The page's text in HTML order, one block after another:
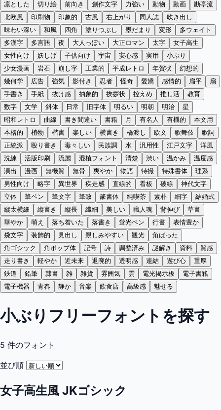
凛とした
切り絵 前向き 創作文字 力強い 動物 動画
勘亭流
北欧風
印刷物 印象的 古風 右上がり 同人誌
吹き出し
味わい深い
和風 四角 塗りつぶし 墨だまり 変形
多ウェイト
多漢字
多言語 夜 大人っぽい 大正ロマン 太字
女子高生
女性向け
妖しげ 子供向け 宇宙 安心感 実用
小ぶり
少女漫画
岩石 崩し字 工業的 平成レトロ 年賀状
幻想的
幾何学
広告 強気 影付き 忍者 怪奇 愛嬌 感情的 扁平
扇
手書き
手紙 抜け感 抽象的 挨拶状 控えめ 推し活
教育
数字
文学 斜体 日常 旧字体 明るい 明朝 明治
星
昭和レトロ
曲線 書き間違い 書籍 月 有名人 有機的
本文用
本格的
植物 楷書 楽しい 横書き 橋渡し 欧文 歌舞伎
歌詞
正統派
殴り書き 毒々しい 民族調 水 汎用性 江戸文字
洋風
洗練
活版印刷 流麗 混植フォント 清楚 渋い 温かみ
温度感
演出
漫画 無機質 無骨 爽やか 物語 特撮 特殊書体
理系
男性向け
略字 異世界 疾走感 直線的 看板 破線
神代文字
立体
筆ペン 筆文字 筆致 篆書体 純喫茶 素朴 細字
結婚式
縦太横細
縦書き 縦長 繊細 美しい 職人魂 背伸び
草書
華やか
萌え 落ち着いた 落書き 蛍光ペン 行書
表情豊か
袋文字
装飾的 見出し 親しみやすい 観光
角ばった
角ゴシック
角ポップ体 記号 詩 調整済み 謎解き 資料
質感
走り書き
軽やか 近未来 退廃的 透明感 連結 遊び心
重厚
鉄道
鉛筆 隷書 雑 雑貨 雰囲気 雲 電光掲示板
電子書籍
電子機器
青春 静か 音楽 飲食店 高級感 魅せる
小ぶりフリーフォントを探す
5 件のフォント
並び順
女子高生風 JKゴシック